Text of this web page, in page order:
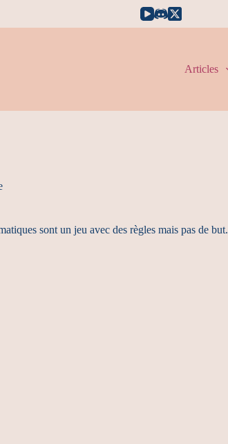
Articles
sont un jeu avec des règles mais pas de but.